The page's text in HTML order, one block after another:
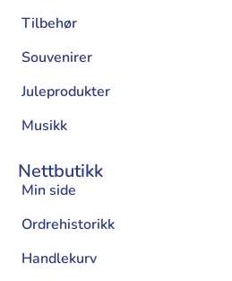
Tilbehør
Souvenirer
Juleprodukter
Musikk
Nettbutikk
Min side
Ordrehistorikk
Handlekurv